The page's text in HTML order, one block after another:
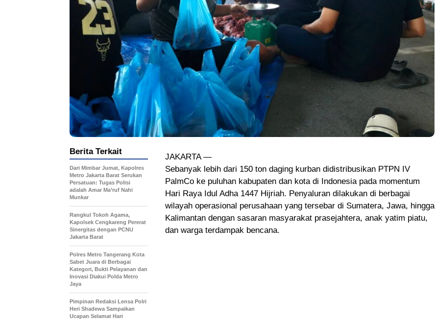
JAKARTA —
Sebanyak lebih dari 150 ton daging kurban didistribusikan PTPN IV
PalmCo ke puluhan kabupaten dan kota di Indonesia pada momentum
Hari Raya Idul Adha 1447 Hijriah. Penyaluran dilakukan di berbagai
wilayah operasional perusahaan yang tersebar di Sumatera, Jawa, hingga
Kalimantan dengan sasaran masyarakat prasejahtera, anak yatim piatu,
dan warga terdampak bencana.
Berita Terkait
Dari Mimbar Jumat, Kapolres
Metro Jakarta Barat Serukan
Persatuan: Tugas Polisi
adalah Amar Ma’ruf Nahi
Munkar
Rangkul Tokoh Agama,
Kapolsek Cengkareng Pererat
Sinergitas dengan PCNU
Jakarta Barat
Polres Metro Tangerang Kota
Sabet Juara di Berbagai
Kategori, Bukti Pelayanan dan
Inovasi Diakui Polda Metro
Jaya
Pimpinan Redaksi Lensa Polri
Heri Shadewa Sampaikan
Ucapan Selamat Hari